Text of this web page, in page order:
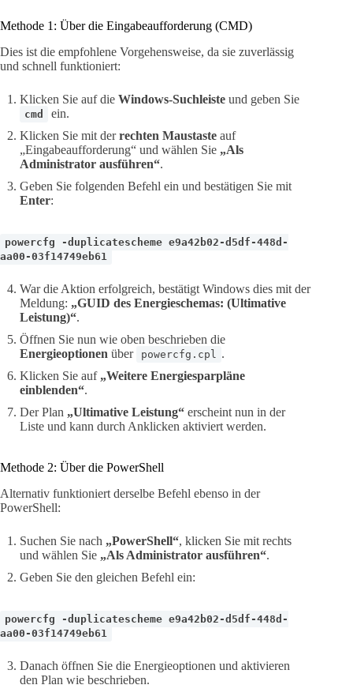
Methode 1: Über die Eingabeaufforderung (CMD)
Dies ist die empfohlene Vorgehensweise, da sie zuverlässig
und schnell funktioniert:
Klicken Sie auf die Windows-Suchleiste und geben Sie
cmd
ein.
Klicken Sie mit derrechten Maustaste auf
„Eingabeaufforderung“ und wählen Sie „Als
Administrator ausführen“.
Geben Sie folgenden Befehl ein und bestätigen Sie mit
Enter:
powercfg -duplicatescheme e9a42b02-d5df-448d-
aa00-03f14749eb61
War die Aktion erfolgreich, bestätigt Windows dies mit der
Meldung: „GUID des Energieschemas: (Ultimative
Leistung)“.
Öffnen Sie nun wie oben beschrieben die
Energieoptionen über powercfg.cpl
.
Klicken Sie auf „Weitere Energiesparpläne
einblenden“.
Der Plan „Ultimative Leistung“ erscheint nun in der
Liste und kann durch Anklicken aktiviert werden.
Methode 2: Über die PowerShell
Alternativ funktioniert derselbe Befehl ebenso in der
PowerShell:
Suchen Sie nach „PowerShell“, klicken Sie mit rechts
und wählen Sie „Als Administrator ausführen“.
Geben Sie den gleichen Befehl ein:
powercfg -duplicatescheme e9a42b02-d5df-448d-
aa00-03f14749eb61
Danach öffnen Sie die Energieoptionen und aktivieren
den Plan wie beschrieben.